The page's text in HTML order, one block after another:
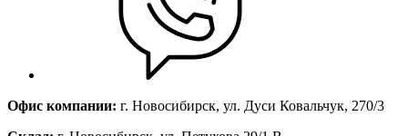
Офис компании: г. Новосибирск, ул. Дуси Ковальчук, 270/3